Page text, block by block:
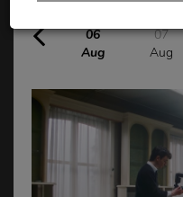
06
Aug
07
Aug